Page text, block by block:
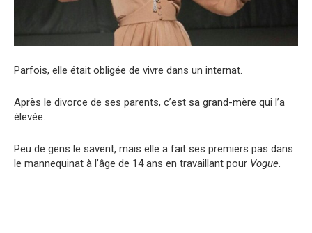
Parfois, elle était obligée de vivre dans un internat.
Après le divorce de ses parents, c’est sa grand-mère qui l’a
élevée.
Peu de gens le savent, mais elle a fait ses premiers pas dans
le mannequinat à l’âge de 14 ans en travaillant pour Vogue